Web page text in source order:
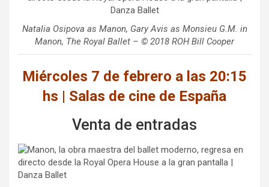
Natalia Osipova as Manon, Gary Avis as Monsieu G.M. in
Manon, The Royal Ballet – © 2018 ROH Bill Cooper
Miércoles 7 de febrero a las 20:15
hs | Salas de cine de España
Venta de entradas